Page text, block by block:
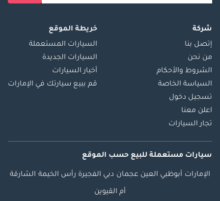
شركة
إتصل بنا
من نحن
الشروط والأحكام
السياسة الخاصة
تسجيل دخول
اعلن معنا
تجار السيارات
خريطة الموقع
السيارات المستعملة
السيارات الجديدة
أخبار السيارات
قم ببيع سيارتك في الإمارات
سيارات مستعملة للبيع حسب الموقع
الإمارات أبوظبي العين عجمان دبي الفجيرة رأس الخيمة الشارقة
أم القيوين